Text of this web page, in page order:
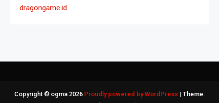
dragongame.id
Copyright © ogma 2026 Proudly powered by WordPress | Theme: